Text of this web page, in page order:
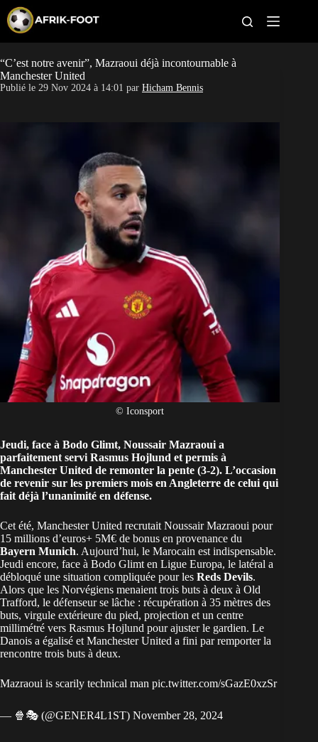
p
t
o
c
o
CAN féminine
Clubs
Classement
Paris sportifs
“C’est notre avenir”, Mazraoui déjà incontournable à
Manchester United
Publié le 29 Nov 2024 à 14:01 par Hicham Bennis
© Iconsport
Jeudi, face à Bodo Glimt, Noussair Mazraoui a
parfaitement servi Rasmus Hojlund et permis à
Manchester United de remonter la pente (3-2). L’occasion
de revenir sur les premiers mois en Angleterre de celui qui
fait déjà l’unanimité en défense.
Cet été, Manchester United recrutait Noussair Mazraoui pour
15 millions d’euros+ 5M€ de bonus en provenance du
Bayern Munich. Aujourd’hui, le Marocain est indispensable.
Jeudi encore, face à Bodo Glimt en Ligue Europa, le latéral a
débloqué une situation compliquée pour les Reds Devils.
Alors que les Norvégiens menaient trois buts à deux à Old
Trafford, le défenseur se lâche : récupération à 35 mètres des
buts, virgule extérieure du pied, projection et un centre
millimétré vers Rasmus Hojlund pour ajuster le gardien. Le
Danois a égalisé et Manchester United a fini par remporter la
rencontre trois buts à deux.
Mazraoui is scarily technical man pic.twitter.com/sGazE0xzSr
— 🍿🎭 (@GENER4L1ST) November 28, 2024